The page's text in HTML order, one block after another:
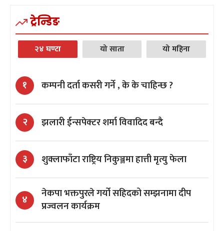
ट्रेन्डिङ
२४ घण्टा यो साता यो महिना
१ कम्पनी दर्ता कसरी गर्ने , के के चाहिन्छ ?
२ झलारी ईन्सपेक्टर शर्मा विवादिद बन्दै
३ शुक्लाफाँटा राष्ट्रिय निकुञ्जमा हात्ती मृत्यु फेला
४
नेकपा भक्तपुरले गर्यो सहिदको सम्झनामा दीप
प्रज्वलन कार्यक्रम